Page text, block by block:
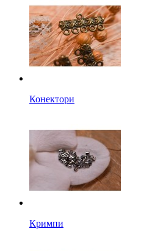
Конектори
Кримпи